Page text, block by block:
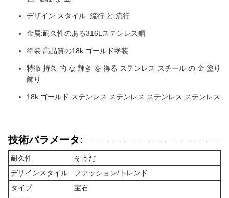
デザイン スタイル: 流行 と 流行
金属:耐久性のある316Lステンレス鋼
塗装:高品質の18k ゴールド塗装
特徴 持久 的 な 輝き を 得る ステンレス スチール の 金 塗り
飾り
18k ゴールド ステンレス ステンレス ステンレス ステンレス
技術パラメータ:
耐久性
そうだ
デザインスタイル
ファッション/トレンド
タイプ
宝石